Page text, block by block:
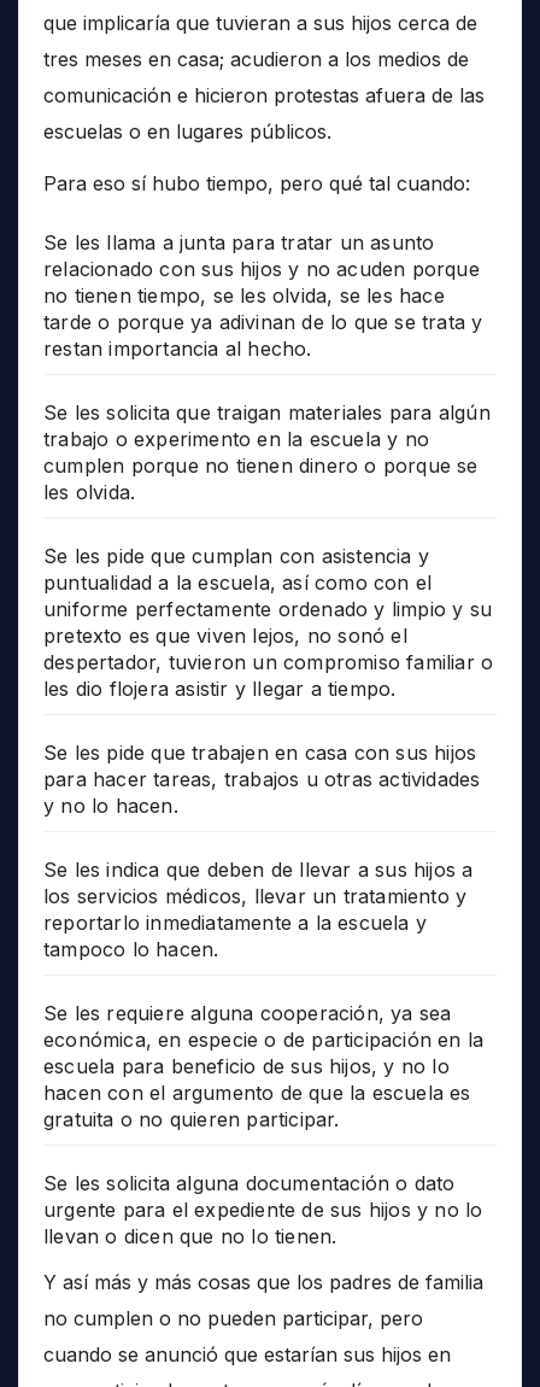
que implicaría que tuvieran a sus hijos cerca de
tres meses en casa; acudieron a los medios de
comunicación e hicieron protestas afuera de las
escuelas o en lugares públicos.
Para eso sí hubo tiempo, pero qué tal cuando:
Se les llama a junta para tratar un asunto
relacionado con sus hijos y no acuden porque
no tienen tiempo, se les olvida, se les hace
tarde o porque ya adivinan de lo que se trata y
restan importancia al hecho.
Se les solicita que traigan materiales para algún
trabajo o experimento en la escuela y no
cumplen porque no tienen dinero o porque se
les olvida.
Se les pide que cumplan con asistencia y
puntualidad a la escuela, así como con el
uniforme perfectamente ordenado y limpio y su
pretexto es que viven lejos, no sonó el
despertador, tuvieron un compromiso familiar o
les dio flojera asistir y llegar a tiempo.
Se les pide que trabajen en casa con sus hijos
para hacer tareas, trabajos u otras actividades
y no lo hacen.
Se les indica que deben de llevar a sus hijos a
los servicios médicos, llevar un tratamiento y
reportarlo inmediatamente a la escuela y
tampoco lo hacen.
Se les requiere alguna cooperación, ya sea
económica, en especie o de participación en la
escuela para beneficio de sus hijos, y no lo
hacen con el argumento de que la escuela es
gratuita o no quieren participar.
Se les solicita alguna documentación o dato
urgente para el expediente de sus hijos y no lo
llevan o dicen que no lo tienen.
Y así más y más cosas que los padres de familia
no cumplen o no pueden participar, pero
cuando se anunció que estarían sus hijos en